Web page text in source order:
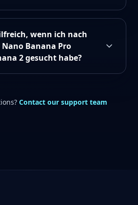
wenn ich nach
Banana Pro
2 gesucht habe?
Contact our support team